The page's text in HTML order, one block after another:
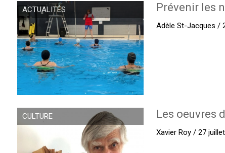
ACTUALITÉS Prévenir les
Adèle St-Jacques /
CULTURE Les oeuvres
Xavier Roy / 27